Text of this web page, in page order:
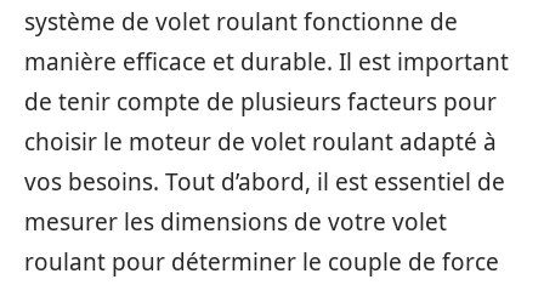
système de volet roulant fonctionne de
manière efficace et durable. Il est important
de tenir compte de plusieurs facteurs pour
choisir le moteur de volet roulant adapté à
vos besoins. Tout d’abord, il est essentiel de
mesurer les dimensions de votre volet
roulant pour déterminer le couple de force